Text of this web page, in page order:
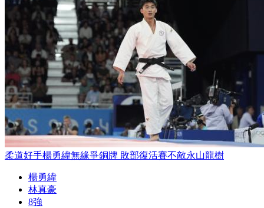
柔道好手楊勇緯無緣爭銅牌 敗部復活賽不敵永山龍樹
楊勇緯
林真豪
8強